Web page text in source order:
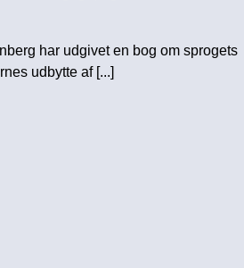
har udgivet en bog om sprogets
udbytte af [...]